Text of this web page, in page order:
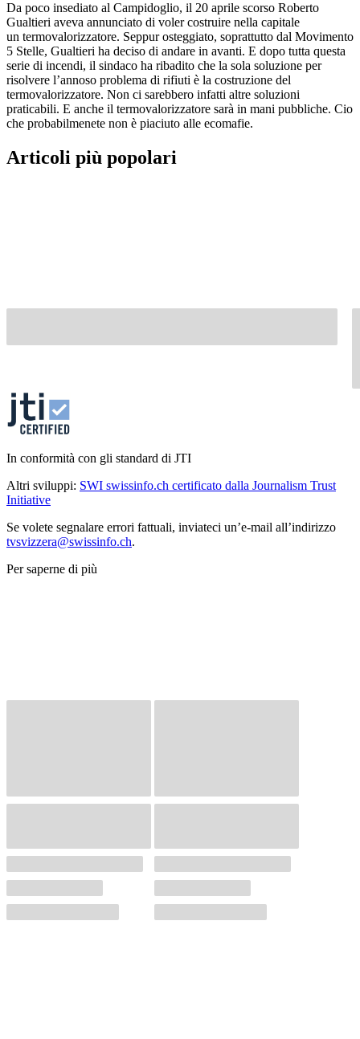
Da poco insediato al Campidoglio, il 20 aprile scorso Roberto
Gualtieri aveva annunciato di voler costruire nella capitale
un termovalorizzatore. Seppur osteggiato, soprattutto dal Movimento
5 Stelle, Gualtieri ha deciso di andare in avanti. E dopo tutta questa
serie di incendi, il sindaco ha ribadito che la sola soluzione per
risolvere l’annoso problema di rifiuti è la costruzione del
termovalorizzatore. Non ci sarebbero infatti altre soluzioni
praticabili. E anche il termovalorizzatore sarà in mani pubbliche. Cio
che probabilmenete non è piaciuto alle ecomafie.
Articoli più popolari
In conformità con gli standard di JTI
Altri sviluppi: SWI swissinfo.ch certificato dalla Journalism Trust
Initiative
Se volete segnalare errori fattuali, inviateci un’e-mail all’indirizzo
tvsvizzera@swissinfo.ch.
Per saperne di più